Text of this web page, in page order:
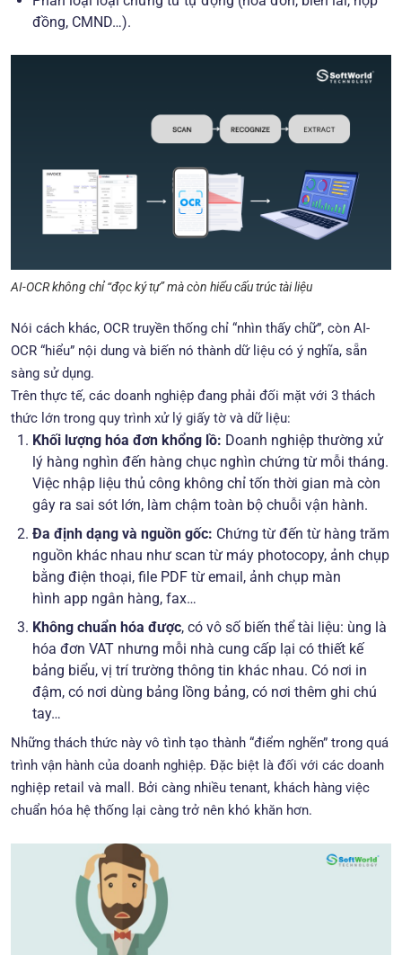
đồng, CMND…).
AI-OCR không chỉ “đọc ký tự” mà còn hiểu cấu trúc tài liệu
Nói cách khác, OCR truyền thống chỉ “nhìn thấy chữ”, còn AI-
OCR “hiểu” nội dung và biến nó thành dữ liệu có ý nghĩa, sẵn
sàng sử dụng.
Trên thực tế, các doanh nghiệp đang phải đối mặt với 3 thách
thức lớn trong quy trình xử lý giấy tờ và dữ liệu:
Khối lượng hóa đơn khổng lồ: Doanh nghiệp thường xử
lý hàng nghìn đến hàng chục nghìn chứng từ mỗi tháng.
Việc nhập liệu thủ công không chỉ tốn thời gian mà còn
gây ra sai sót lớn, làm chậm toàn bộ chuỗi vận hành.
Đa định dạng và nguồn gốc: Chứng từ đến từ hàng trăm
nguồn khác nhau như scan từ máy photocopy, ảnh chụp
bằng điện thoại, file PDF từ email, ảnh chụp màn
hình app ngân hàng, fax…
Không chuẩn hóa được, có vô số biến thể tài liệu: ùng là
hóa đơn VAT nhưng mỗi nhà cung cấp lại có thiết kế
bảng biểu, vị trí trường thông tin khác nhau. Có nơi in
đậm, có nơi dùng bảng lồng bảng, có nơi thêm ghi chú
tay…
Những thách thức này vô tình tạo thành “điểm nghẽn” trong quá
trình vận hành của doanh nghiệp. Đặc biệt là đối với các doanh
nghiệp retail và mall. Bởi càng nhiều tenant, khách hàng việc
chuẩn hóa hệ thống lại càng trở nên khó khăn hơn.